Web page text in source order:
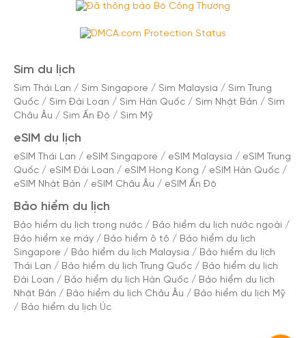
Sim du lịch
Sim Thái Lan / Sim Singapore / Sim Malaysia / Sim Trung
Quốc / Sim Đài Loan / Sim Hàn Quốc / Sim Nhật Bản / Sim
Châu Âu / Sim Ấn Độ / Sim Mỹ
eSIM du lịch
eSIM Thái Lan / eSIM Singapore / eSIM Malaysia / eSIM Trung
Quốc / eSIM Đài Loan / eSIM Hong Kong / eSIM Hàn Quốc /
eSIM Nhật Bản / eSIM Châu Âu / eSIM Ấn Độ
Bảo hiểm du lịch
Bảo hiểm du lịch trong nước / Bảo hiểm du lịch nước ngoài /
Bảo hiểm xe máy / Bảo hiểm ô tô / Bảo hiểm du lịch
Singapore / Bảo hiểm du lịch Malaysia / Bảo hiểm du lịch
Thái Lan / Bảo hiểm du lịch Trung Quốc / Bảo hiểm du lịch
Đài Loan / Bảo hiểm du lịch Hàn Quốc / Bảo hiểm du lịch
Nhật Bản / Bảo hiểm du lịch Châu Âu / Bảo hiểm du lịch Mỹ
/ Bảo hiểm du lịch Úc